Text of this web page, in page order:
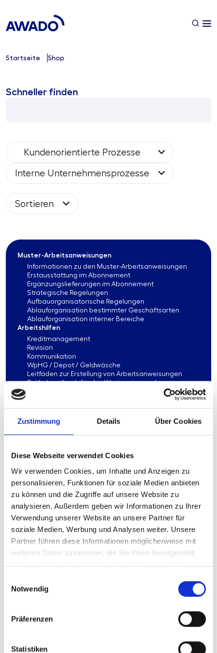
Zustimmung Details Über Cookies
Diese Webseite verwendet Cookies
Wir verwenden Cookies, um Inhalte und Anzeigen zu
personalisieren, Funktionen für soziale Medien anbieten
zu können und die Zugriffe auf unsere Website zu
analysieren. Außerdem geben wir Informationen zu Ihrer
Verwendung unserer Website an unsere Partner für
soziale Medien, Werbung und Analysen weiter. Unsere
Partner führen diese Informationen möglicherweise mit
weiteren Daten zusammen, die Sie ihnen bereitgestellt
haben oder die sie im Rahmen Ihrer Nutzung der Dienste
Notwendig
Präferenzen
Statistiken
Startseite Shop
Schneller finden
Kundenorientierte Prozesse
Interne Unternehmensprozesse
Sortieren
Muster-Arbeitsanweisungen
Informationen zu den Muster-Arbeitsanweisungen
Erstausstattung im Abonnement
Ergänzungslieferungen im Abonnement
Strategische Regelungen
Aufbauorganisatorische Regelungen
Ablauforganisation bestimmter Geschäftsarten
Ablauforganisation interner Bereiche
Arbeitshilfen
Kreditmanagement
Revision
Kommunikation
WpHG / Depot / Geldwäsche
Leitfäden zur Erstellung von Arbeitsanweisungen
Prüferhandbuch für das Wertpapier- und
Risikomanagement
Vergleichsstudien
IT-Management
Compliance Management
Meldewesen
ERFA-Runde
Recruiting
interne Kommunikation
Personalverwaltung
Personalentwicklung
Arbeitsrecht
Personalführung
Change
Preisbildung
Privatkundenvertrieb
Fusion und Liquidation
Strategieentwicklung
Bankenaufsicht